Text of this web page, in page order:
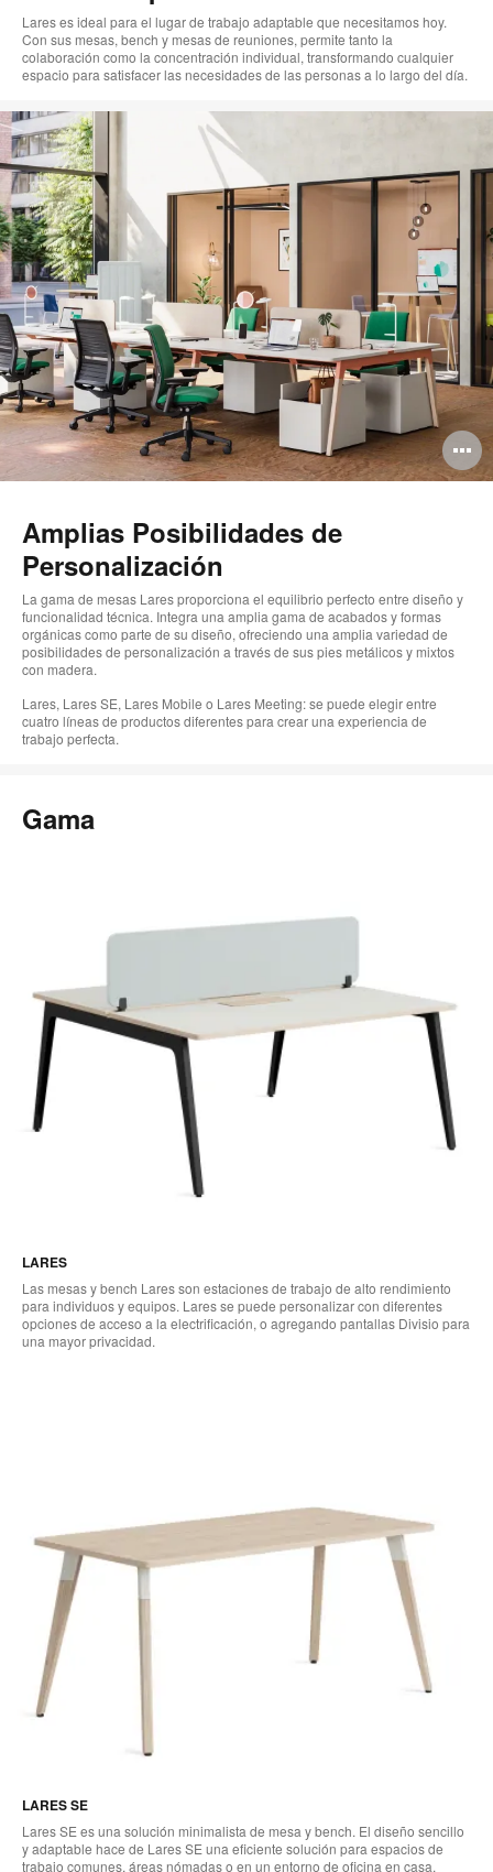
Lares es ideal para el lugar de trabajo adaptable que necesitamos hoy.
Con sus mesas, bench y mesas de reuniones, permite tanto la
colaboración como la concentración individual, transformando cualquier
espacio para satisfacer las necesidades de las personas a lo largo del día.
Amplias Posibilidades de
Personalización
La gama de mesas Lares proporciona el equilibrio perfecto entre diseño y
funcionalidad técnica. Integra una amplia gama de acabados y formas
orgánicas como parte de su diseño, ofreciendo una amplia variedad de
posibilidades de personalización a través de sus pies metálicos y mixtos
con madera.
Lares, Lares SE, Lares Mobile o Lares Meeting: se puede elegir entre
cuatro líneas de productos diferentes para crear una experiencia de
trabajo perfecta.
Gama
LARES
Las mesas y bench Lares son estaciones de trabajo de alto rendimiento
para individuos y equipos. Lares se puede personalizar con diferentes
opciones de acceso a la electrificación, o agregando pantallas Divisio para
una mayor privacidad.
LARES SE
Lares SE es una solución minimalista de mesa y bench. El diseño sencillo
y adaptable hace de Lares SE una eficiente solución para espacios de
trabajo comunes, áreas nómadas o en un entorno de oficina en casa.